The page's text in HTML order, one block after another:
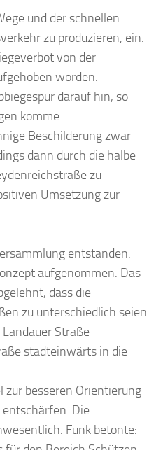
und der schnellen
zu produzieren, ein.
von der
worden.
darauf hin, so
komme.
Beschilde­rung zwar
dann durch die halbe
zu
Umsetzung zur
ent­standen.
aufgenommen. Das
dass die
zu unterschiedlich seien
Straße
stadteinwärts in die
zur besseren Orientierung
ent­schärfen. Die
Funk betonte: